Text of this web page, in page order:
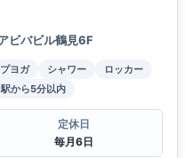
ビバビル鶴見6F
ヨガ シャワー
ロッカー
駅から5分以内
定休日
毎月6日